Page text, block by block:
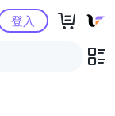
心
登入